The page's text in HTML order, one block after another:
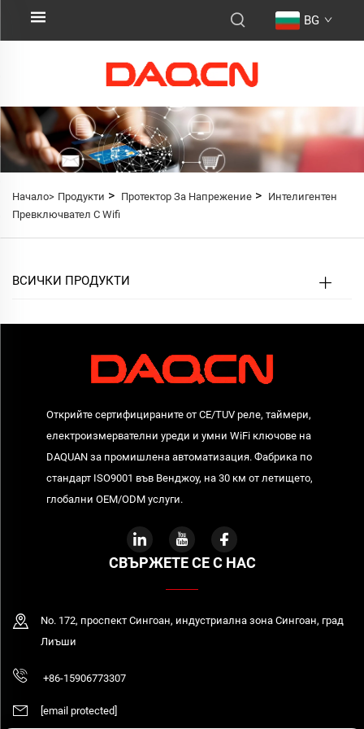
BG
Начало> Продукти > Протектор За Напрежение > Интелигентен
Превключвател С Wifi
ВСИЧКИ ПРОДУКТИ
Открийте сертифицираните от CE/TUV реле, таймери,
електроизмервателни уреди и умни WiFi ключове на
DAQUAN за промишлена автоматизация. Фабрика по
стандарт ISO9001 във Венджоу, на 30 км от летището,
глобални OEM/ODM услуги.
СВЪРЖЕТЕ СЕ С НАС
No. 172, проспект Сингоан, индустриална зона Сингоан, град
Лиъши
+86-15906773307
[email protected]